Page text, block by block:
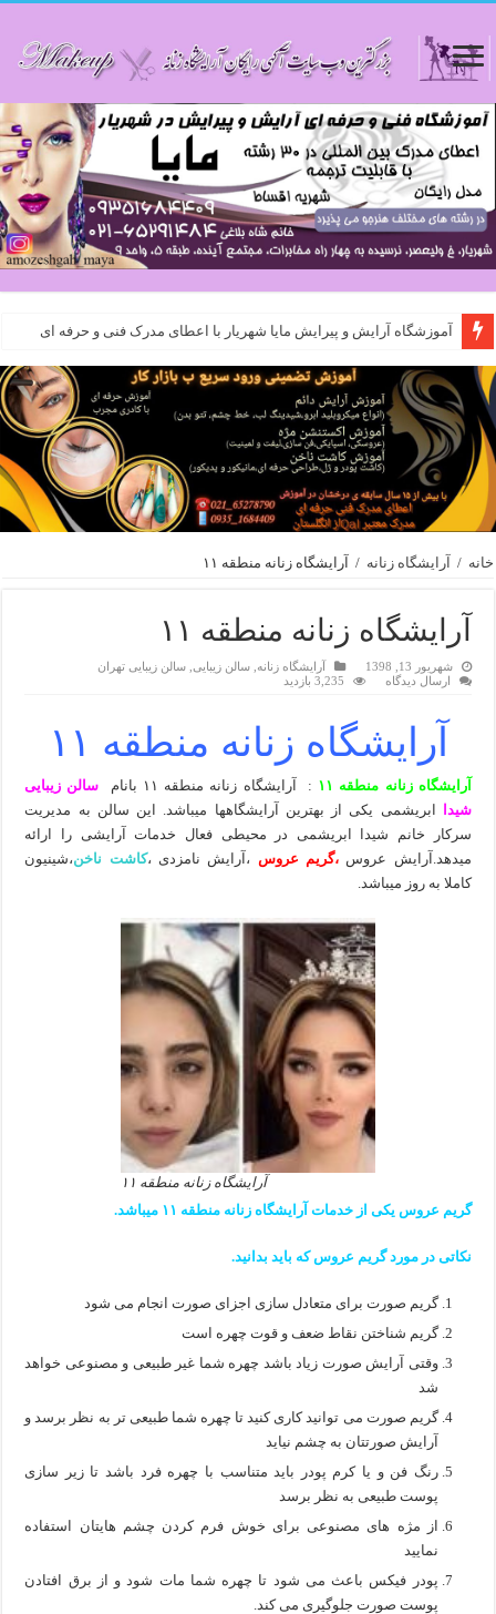
آموزشگاه آرایش و پیرایش مایا شهریار با اعطای مدرک فنی و حرفه ای
خانه / آرایشگاه زنانه / آرایشگاه زنانه منطقه ۱۱
آرایشگاه زنانه منطقه ۱۱
شهریور 13, 1398 آرایشگاه زنانه ,سالن زیبایی ,سالن زیبایی تهران
ارسال دیدگاه
3,235 بازدید
آرایشگاه زنانه منطقه ۱۱
آرایشگاه زنانه منطقه ۱۱ : آرایشگاه زنانه منطقه ۱۱ بانام
سالن زیبایی
شیدا ابریشمی یکی از بهترین آرایشگاهها میباشد. این سالن به مدیریت
سرکار خانم شیدا ابریشمی در محیطی فعال خدمات آرایشی را ارائه
میدهد.آرایش عروس ،گریم عروس ،آرایش نامزدی ،کاشت ناخن،شینیون
کاملا به روز میباشد.
آرایشگاه زنانه منطقه ۱۱
گریم عروس یکی از خدمات آرایشگاه زنانه منطقه ۱۱ میباشد.
نکاتی در مورد گریم عروس که باید بدانید.
گریم صورت برای متعادل سازی اجزای صورت انجام می شود
گریم شناختن نقاط ضعف و قوت چهره است
وقتی آرایش صورت زیاد باشد چهره شما غیر طبیعی و مصنوعی خواهد
شد
گریم صورت می توانید کاری کنید تا چهره شما طبیعی تر به نظر برسد و
آرایش صورتتان به چشم نیاید
رنگ فن و یا کرم پودر باید متناسب با چهره فرد باشد تا زیر سازی
پوست طبیعی به نظر برسد
از مژه های مصنوعی برای خوش فرم کردن چشم هایتان استفاده
نمایید
پودر فیکس باعث می شود تا چهره شما مات شود و از برق افتادن
پوست صورت جلوگیری می کند.